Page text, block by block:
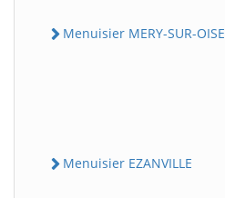
Menuisier MERY-SUR-OISE
Menuisier EZANVILLE